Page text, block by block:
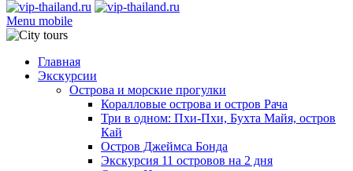
Menu mobile
Главная
Экскурсии
Острова и морские прогулки
Коралловые острова и остров Рача
Три в одном: Пхи-Пхи, Бухта Майя, остров
Кай
Остров Джеймса Бонда
Экскурсия 11 островов на 2 дня